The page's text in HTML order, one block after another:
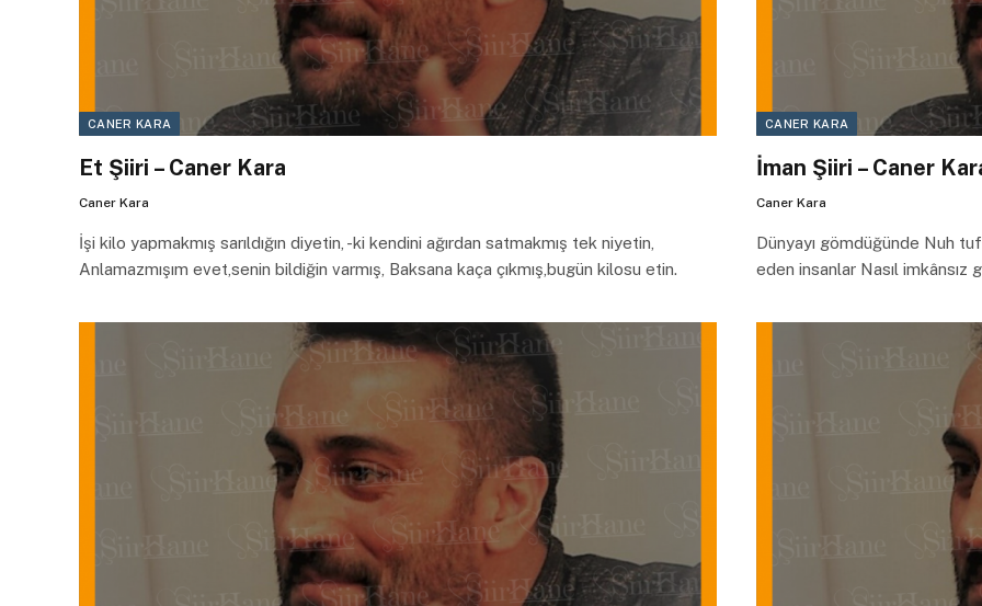
CANER KARA
Et Şiiri – Caner Kara
Caner Kara
İşi kilo yapmakmış sarıldığın diyetin, -ki kendini ağırdan satmakmış tek niyetin,
Anlamazmışım evet,senin bildiğin varmış, Baksana kaça çıkmış,bugün kilosu etin.
CANER KARA
İman Şiiri – Caner
Caner Kara
Dünyayı gömdüğünde Nuh
eden insanlar Nasıl imkânsız